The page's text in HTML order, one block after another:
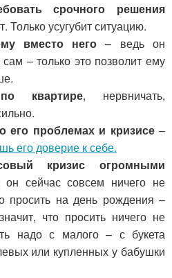
срочного решения
Только усугубит ситуацию.
вместо него – ведь он
– только это позволит ему
квартире, нервничать,
его проблемах и кризисе–
его доверие к себе.
кризис огромными
он сейчас совсем ничего не
просить на день рождения –
что просить ничего не
надо с малого – с букета
или купленных у бабушки